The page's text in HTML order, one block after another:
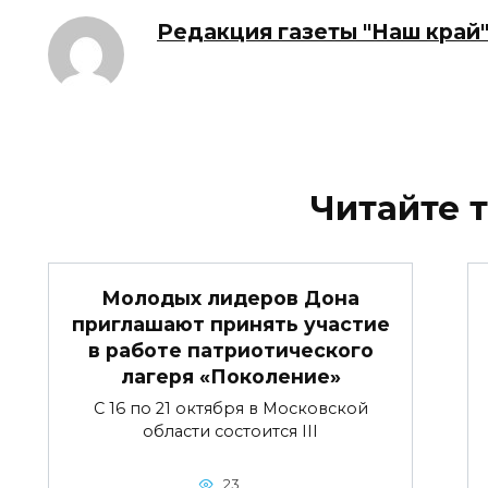
Редакция газеты "Наш край"
Читайте
Молодых лидеров Дона
приглашают принять участие
в работе патриотического
лагеря «Поколение»
С 16 по 21 октября в Московской
области состоится III
23